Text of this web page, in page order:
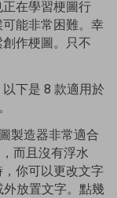
在學習梗圖行
能非常困難。幸
作梗圖。只不
下是 8 款適用於
製造器非常適合
而且沒有浮水
你可以更改文字
外放置文字。點幾